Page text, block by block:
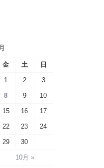
金 土 日
10月 »
1 2 3
8 9 10
15 16 17
22 23 24
29 30